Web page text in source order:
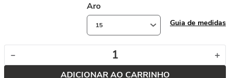
Guia de medidas
Aro
15
＋
－
ADICIONAR AO CARRINHO